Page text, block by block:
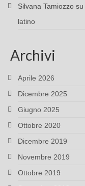
Silvana Tamiozzo su
latino
Archivi
Aprile 2026
Dicembre 2025
Giugno 2025
Ottobre 2020
Dicembre 2019
Novembre 2019
Ottobre 2019